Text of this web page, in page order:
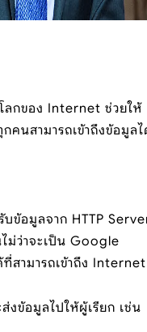
ลกของ Internet ช่วยให้
คนสามารถเข้าถึงข้อมูล
บข้อมูลจาก HTTP
ม่ว่าจะเป็น Google
สามารถเข้าถึง Internet
งข้อมูลไปให้ผู้เรียก เช่น